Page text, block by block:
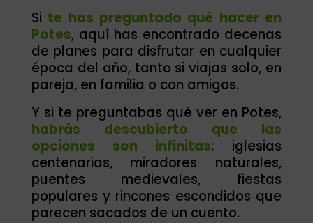
Si te has preguntado qué hacer en
Potes, aquí has encontrado decenas
de planes para disfrutar en cualquier
época del año, tanto si viajas solo, en
pareja, en familia o con amigos.
Y si te preguntabas qué ver en Potes,
habrás descubierto que las
opciones son infinitas: iglesias
centenarias, miradores naturales,
puentes medievales, fiestas
populares y rincones escondidos que
parecen sacados de un cuento.